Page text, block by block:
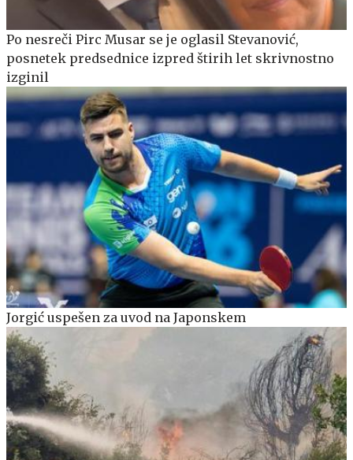
Po nesreči Pirc Musar se je oglasil Stevanović,
posnetek predsednice izpred štirih let skrivnostno
izginil
Jorgić uspešen za uvod na Japonskem